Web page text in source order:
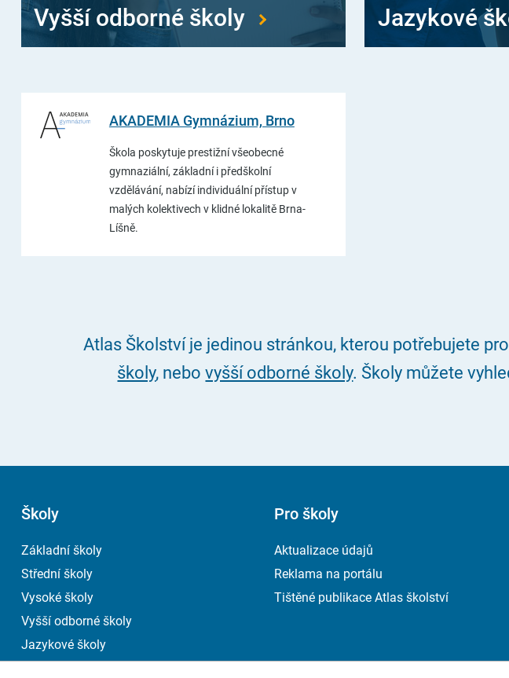
Vyšší odborné školy Jazykové
AKADEMIA Gymnázium, Brno
Škola poskytuje prestižní všeobecné
gymnaziální, základní i předškolní
vzdělávání, nabízí individuální přístup v
malých kolektivech v klidné lokalitě Brna-
Líšně.
Atlas Školství je jedinou stránkou, kterou potřebujete
školy, nebovyšší odborné školy. Školy můžete
Školy
Základní školy
Střední školy
Vysoké školy
Vyšší odborné školy
Jazykové školy
Pro školy
Aktualizace údajů
Reklama na portálu
Tištěné publikace Atlas školství